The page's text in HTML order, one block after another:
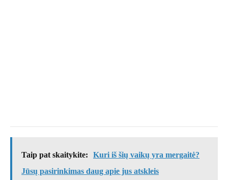
Taip pat skaitykite:
Kuri iš šių vaikų yra mergaitė?
Jūsų pasirinkimas daug apie jus atskleis